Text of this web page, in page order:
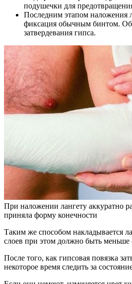
подушечки для
Последним этапом наложения
фиксация обычным бинтом.
затвердевания гипса.
При наложении лангету аккуратно
приняла форму конечности
Таким же способом накладывается
слоев при этом должно быть меньше
После того, как гипсовая повязка
некоторое время следить за